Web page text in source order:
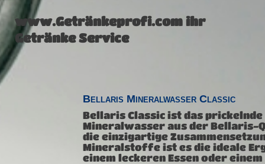
www.Getränkeprofi.com ihr
Getränke Service
Bellaris Mineralwasser Classic
Bellaris Classic ist das prickelnde
Mineralwasser aus der Bellaris-
die einzigartige
Mineralstoffe ist es die ideale
einem leckeren Essen oder